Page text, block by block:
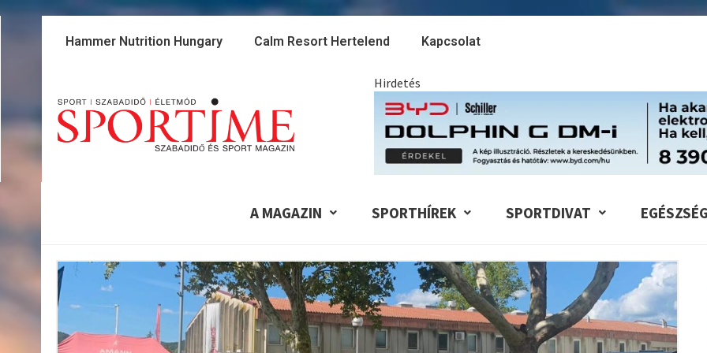
Skip
Hammer Nutrition Hungary Calm Resort Hertelend Kapcsolat
Hirdetés
A MAGAZIN SPORTHÍREK SPORTDIVAT EGÉSZSÉG